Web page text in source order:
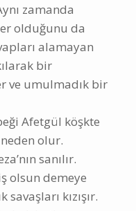
zamanda
olduğunu da
alamayan
bir
ve umulmadık bir
Afetgül köşkte
olur.
sanılır.
olsun demeye
kızışır.